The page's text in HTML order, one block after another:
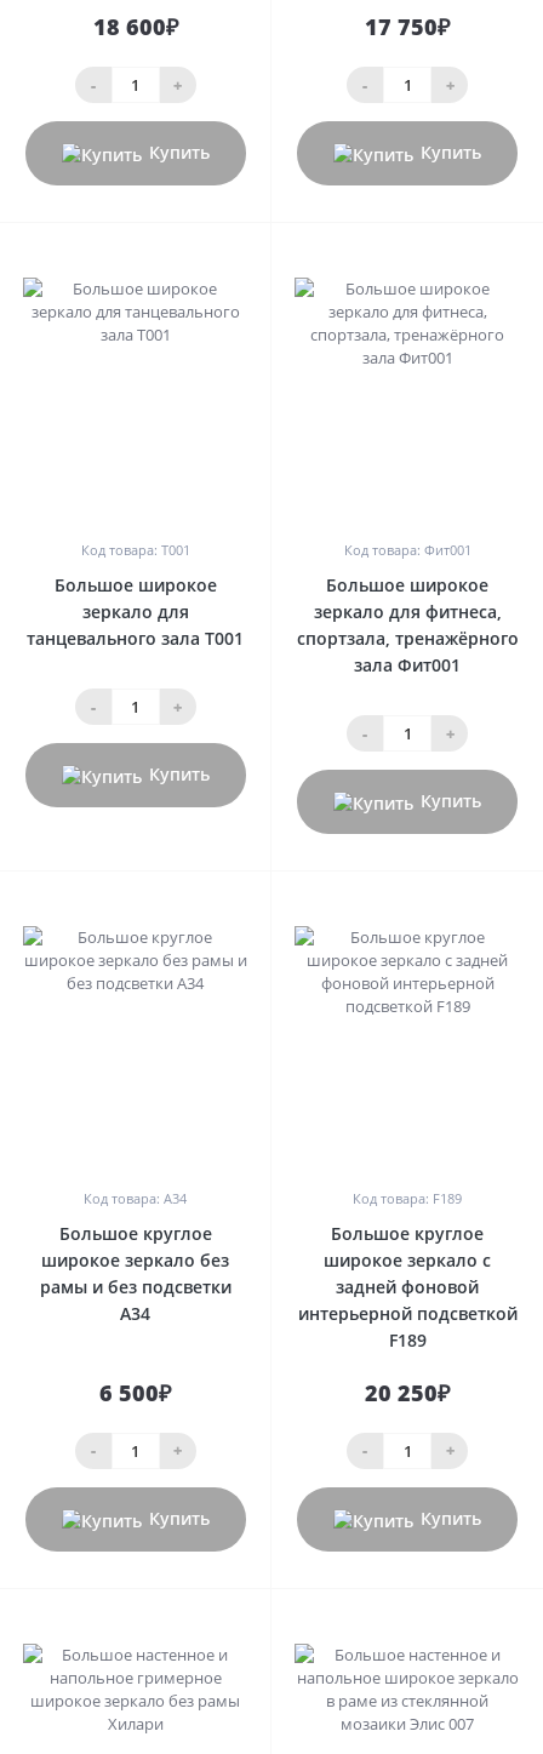
18 600₽
- +
Купить
17 750₽
- +
Купить
Код товара: Т001
Большое широкое
зеркало для
танцевального зала Т001
- +
Купить
Код товара: Фит001
Большое широкое
зеркало для фитнеса,
спортзала, тренажёрного
зала Фит001
- +
Купить
Код товара: А34
Большое круглое
широкое зеркало без
рамы и без подсветки
А34
6 500₽
- +
Купить
Код товара: F189
Большое круглое
широкое зеркало с
задней фоновой
интерьерной подсветкой
F189
20 250₽
- +
Купить